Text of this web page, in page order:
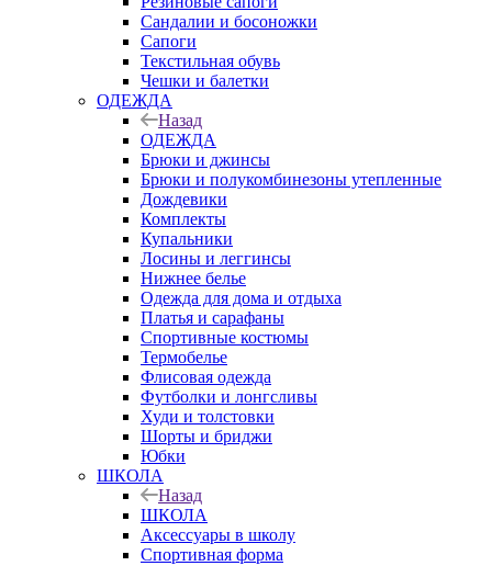
Сандалии и босоножки
Сапоги
Текстильная обувь
Чешки и балетки
ОДЕЖДА
Назад
ОДЕЖДА
Брюки и джинсы
Брюки и полукомбинезоны утепленные
Дождевики
Комплекты
Купальники
Лосины и леггинсы
Нижнее белье
Одежда для дома и отдыха
Платья и сарафаны
Спортивные костюмы
Термобелье
Флисовая одежда
Футболки и лонгсливы
Худи и толстовки
Шорты и бриджи
Юбки
ШКОЛА
Назад
ШКОЛА
Аксессуары в школу
Спортивная форма